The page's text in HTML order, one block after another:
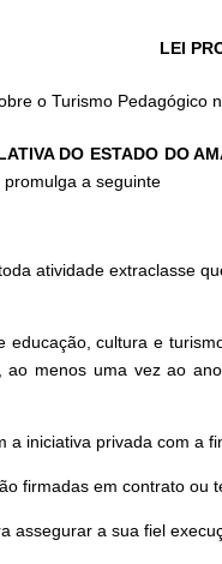
LEI
o Turismo Pedagógico
DO ESTADO DO
a seguinte
atividade extraclasse
cultura e
menos uma vez ao
a iniciativa privada com a
firmadas em contrato ou
assegurar a sua fiel